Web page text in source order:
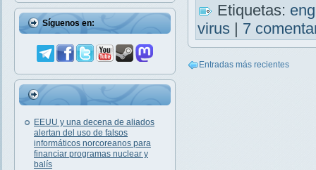
Síguenos en:
EEUU y una decena de aliados
alertan del uso de falsos
informáticos norcoreanos para
financiar programas nuclear y
balís
Etiquetas:
virus | 7
Entradas más recientes